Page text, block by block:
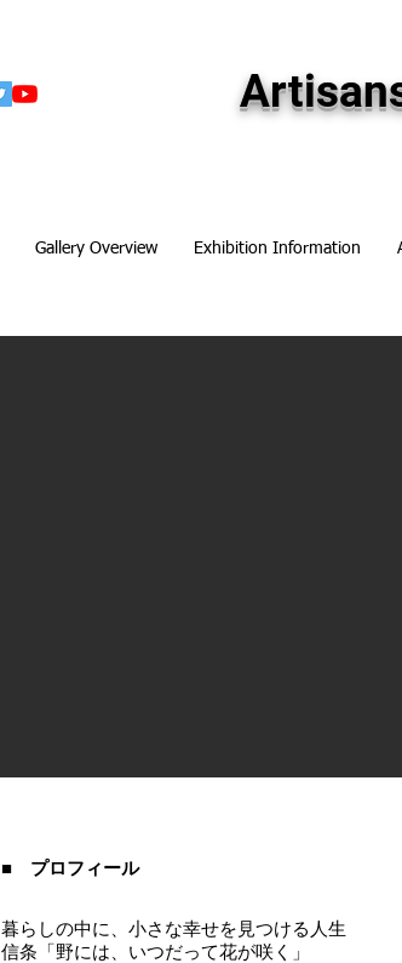
Gallery Overview Exhibition Information
■ プロフィール
暮らしの中に、小さな幸せを見つける人生
信条「野には、いつだって花が咲く」